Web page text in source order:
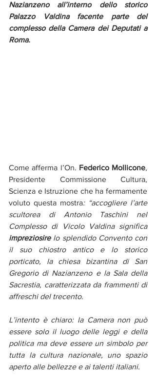
Nazianzeno all’interno dello storico
Palazzo Valdina facente parte del
complesso della Camera dei Deputati a
Roma.
Come afferma l’On. Federico Mollicone,
Presidente Commissione Cultura,
Scienza e Istruzione che ha fermamente
voluto questa mostra: “accogliere l’arte
scultorea di Antonio Taschini nel
Complesso di Vicolo Valdina significa
impreziosire lo splendido Convento con
il suo chiostro antico e lo storico
porticato, la chiesa bizantina di San
Gregorio di Nazianzeno e la Sala della
Sacrestia, caratterizzata da frammenti di
affreschi del trecento.
L’intento è chiaro: la Camera non può
essere solo il luogo delle leggi e della
politica ma deve essere un simbolo per
tutta la cultura nazionale, uno spazio
aperto alle bellezze e ai talenti italiani.